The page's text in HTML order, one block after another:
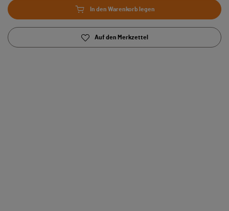
In den Warenkorb legen
Auf den Merkzettel